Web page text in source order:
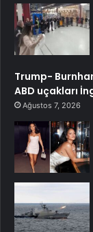
Trump-
ABD uçakları
Ağustos 7, 2026